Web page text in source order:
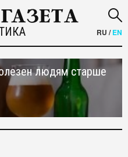
RU /EN
людям старше